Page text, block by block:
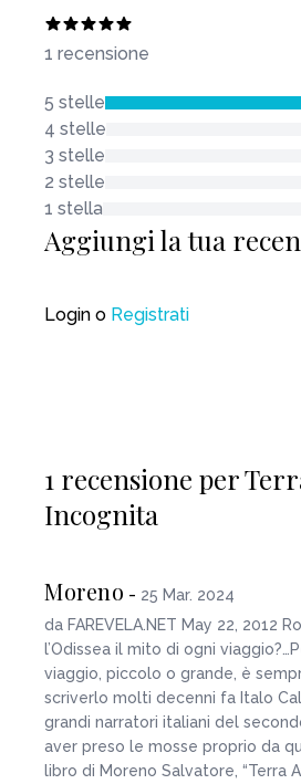
1 recensione
5 stelle
4 stelle
3 stelle
2 stelle
1 stella
Aggiungi la tua
Login o Registrati
1 recensione per
Incognita
Moreno - 25 Mar. 2024
da FAREVELA.NET May 22, 2012
l’Odissea il mito di ogni
viaggio, piccolo o grande, è
scriverlo molti decenni fa Italo
grandi narratori italiani del
aver preso le mosse proprio da
libro di Moreno Salvatore, “Terra